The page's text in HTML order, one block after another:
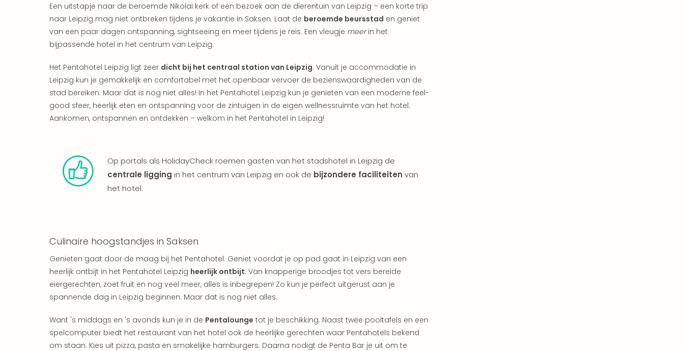
Een uitstapje naar de beroemde Nikolai kerk of een bezoek aan de dierentuin van Leipzig – een korte trip
naar Leipzig mag niet ontbreken tijdens je vakantie in Saksen. Laat de beroemde beursstad en geniet
van een paar dagen ontspanning, sightseeing en meer tijdens je reis. Een vleugje meerin het
bijpassende hotel in het centrum van Leipzig.
Het Pentahotel Leipzig ligt zeer dicht bij het centraal station van Leipzig. Vanuit je accommodatie in
Leipzig kun je gemakkelijk en comfortabel met het openbaar vervoer de bezienswaardigheden van de
stad bereiken. Maar dat is nog niet alles! In het Pentahotel Leipzig kun je genieten van een moderne feel-
good sfeer, heerlijk eten en ontspanning voor de zintuigen in de eigen wellnessruimte van het hotel.
Aankomen, ontspannen en ontdekken – welkom in het Pentahotel in Leipzig!
Op portals als HolidayCheck roemen gasten van het stadshotel in Leipzig de
centrale ligging in het centrum van Leipzig en ook de bijzondere faciliteiten van
het hotel.
Culinaire hoogstandjes in Saksen
Genieten gaat door de maag bij het Pentahotel. Geniet voordat je op pad gaat in Leipzig van een
heerlijk ontbijt in het Pentahotel Leipzig heerlijk ontbijt. Van knapperige broodjes tot vers bereide
eiergerechten, zoet fruit en nog veel meer, alles is inbegrepen! Zo kun je perfect uitgerust aan je
spannende dag in Leipzig beginnen. Maar dat is nog niet alles.
Want 's middags en 's avonds kun je in de Pentalounge tot je beschikking. Naast twee pooltafels en een
spelcomputer biedt het restaurant van het hotel ook de heerlijke gerechten waar Pentahotels bekend
om staan. Kies uit pizza, pasta en smakelijke hamburgers. Daarna nodigt de Penta Bar je uit om te